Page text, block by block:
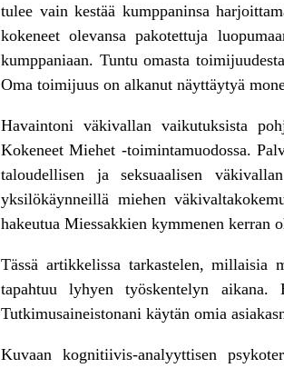
tulee vain kestää kumppaninsa
kokeneet olevansa pakotettuja
kumppaniaan. Tuntu omasta
Oma toimijuus on alkanut näyttäytyä
Havaintoni väkivallan vaikutuksista
Kokeneet Miehet -toimintamuodossa.
taloudellisen ja seksuaalisen
yksilökäynneillä miehen
hakeutua Miessakkien kymmenen kerran
Tässä artikkelissa tarkastelen, millaisia
tapahtuu lyhyen työskentelyn aikana.
Tutkimusaineistonani käytän omia
Kuvaan kognitiivis-analyyttisen